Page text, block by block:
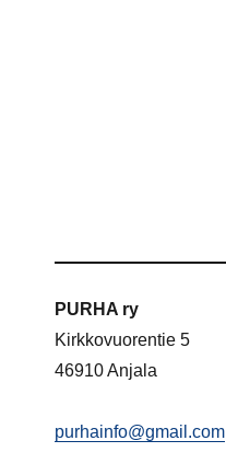
PURHA ry
Kirkkovuorentie 5
46910 Anjala
purhainfo@gmail.com